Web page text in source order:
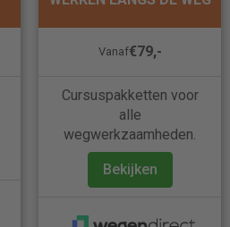
Vanaf€79,-
Cursuspakketten voor
alle
wegwerkzaamheden.
Bekijken